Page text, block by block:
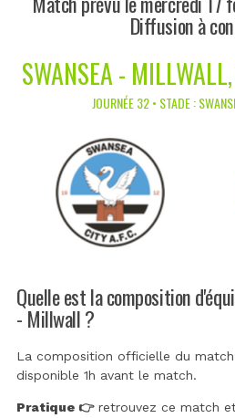
Diffusion à
SWANSEA -
JOURNÉE 32 • STADE :
Quelle est la composition
- Millwall ?
La composition officielle du
disponible 1h avant le match.
Pratique 👉retrouvez ce match